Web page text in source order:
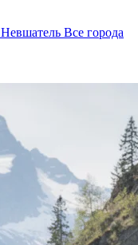
Невшатель Все города